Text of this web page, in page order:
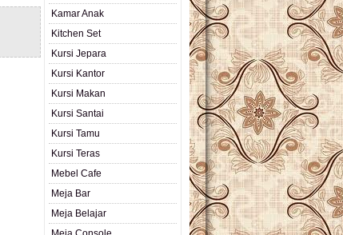
Kamar Anak
Kitchen Set
Kursi Jepara
Kursi Kantor
Kursi Makan
Kursi Santai
Kursi Tamu
Kursi Teras
Mebel Cafe
Meja Bar
Meja Belajar